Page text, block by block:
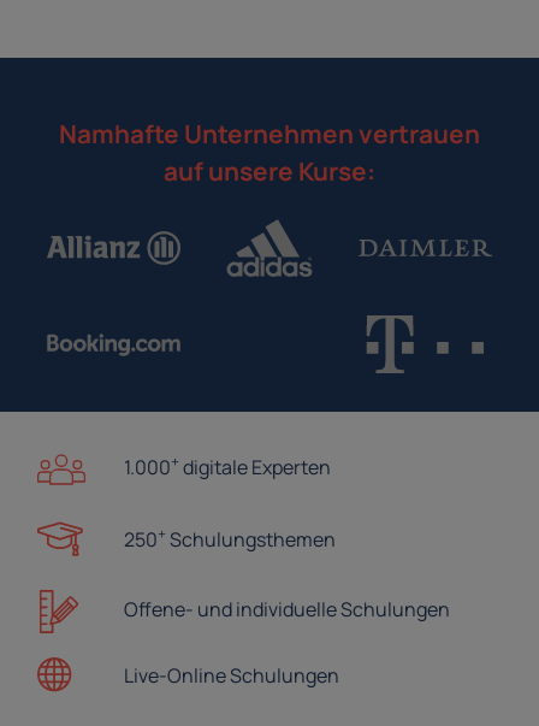
Namhafte Unternehmen vertrauen
auf unsere Kurse:
1.000+ digitale Experten
250+ Schulungsthemen
Offene- undindividuelle Schulungen
Live-OnlineSchulungen